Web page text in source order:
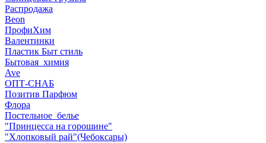
Распродажа
Beon
ПрофиХим
Валентинки
Пластик Быт стиль
Бытовая_химия
Ave
ОПТ-СНАБ
Позитив Парфюм
Флора
Постельное_белье
"Принцесса на горошине"
"Хлопковый рай"(Чебоксары)